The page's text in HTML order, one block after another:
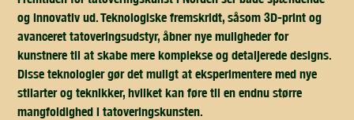
og innovativ ud. Teknologiske fremskridt, såsom 3D-print og
avanceret tatoveringsudstyr, åbner nye muligheder for
kunstnere til at skabe mere komplekse og detaljerede designs.
Disse teknologier gør det muligt at eksperimentere med nye
stilarter og teknikker, hvilket kan føre til en endnu større
mangfoldighed i tatoveringskunsten.